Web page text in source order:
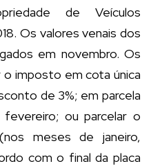
de Veículos
Os valores venais dos
em novembro. Os
imposto em cota única
de 3%; em parcela
ou parcelar o
meses de janeiro,
com o final da placa